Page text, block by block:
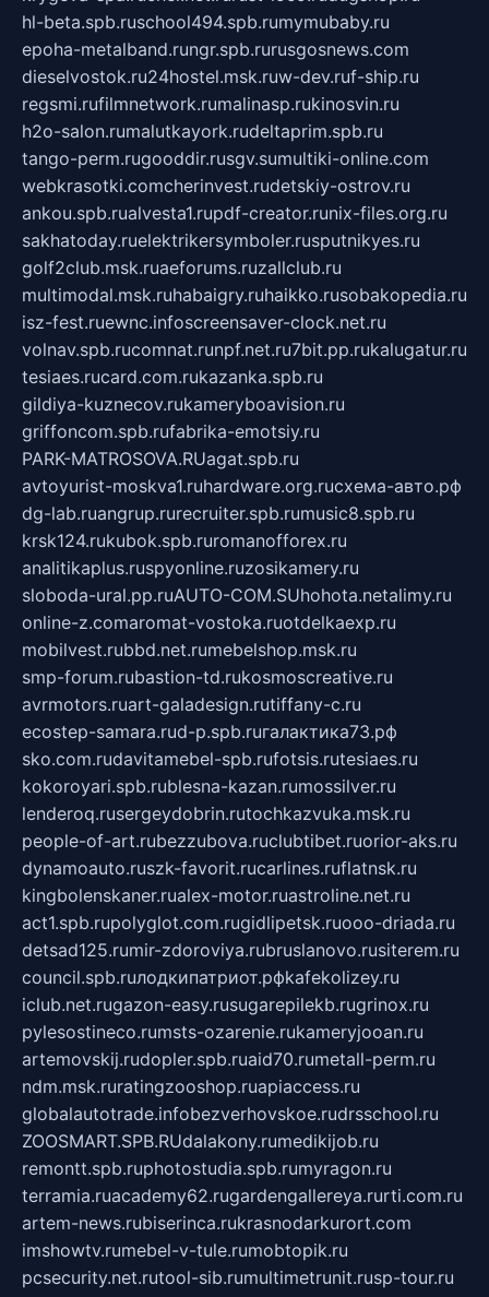
hl-beta.spb.ruschool494.spb.rumymubaby.ru
epoha-metalband.rungr.spb.rurusgosnews.com
dieselvostok.ru24hostel.msk.ruw-dev.ruf-ship.ru
regsmi.rufilmnetwork.rumalinasp.rukinosvin.ru
h2o-salon.rumalutkayork.rudeltaprim.spb.ru
tango-perm.rugooddir.rusgv.sumultiki-online.com
webkrasotki.comcherinvest.rudetskiy-ostrov.ru
ankou.spb.rualvesta1.rupdf-creator.runix-files.org.ru
sakhatoday.ruelektrikersymboler.rusputnikyes.ru
golf2club.msk.ruaeforums.ruzallclub.ru
multimodal.msk.ruhabaigry.ruhaikko.rusobakopedia.ru
isz-fest.ruewnc.infoscreensaver-clock.net.ru
volnav.spb.rucomnat.runpf.net.ru7bit.pp.rukalugatur.ru
tesiaes.rucard.com.rukazanka.spb.ru
gildiya-kuznecov.rukameryboavision.ru
griffoncom.spb.rufabrika-emotsiy.ru
PARK-MATROSOVA.RUagat.spb.ru
avtoyurist-moskva1.ruhardware.org.ruсхема-авто.рф
dg-lab.ruangrup.rurecruiter.spb.rumusic8.spb.ru
krsk124.rukubok.spb.ruromanofforex.ru
analitikaplus.ruspyonline.ruzosikamery.ru
sloboda-ural.pp.ruAUTO-COM.SUhohota.netalimy.ru
online-z.comaromat-vostoka.ruotdelkaexp.ru
mobilvest.rubbd.net.rumebelshop.msk.ru
smp-forum.rubastion-td.rukosmoscreative.ru
avrmotors.ruart-galadesign.rutiffany-c.ru
ecostep-samara.rud-p.spb.ruгалактика73.рф
sko.com.rudavitamebel-spb.rufotsis.rutesiaes.ru
kokoroyari.spb.rublesna-kazan.rumossilver.ru
lenderoq.rusergeydobrin.rutochkazvuka.msk.ru
people-of-art.rubezzubova.ruclubtibet.ruorior-aks.ru
dynamoauto.ruszk-favorit.rucarlines.ruflatnsk.ru
kingbolenskaner.rualex-motor.ruastroline.net.ru
act1.spb.rupolyglot.com.rugidlipetsk.ruooo-driada.ru
detsad125.rumir-zdoroviya.rubruslanovo.rusiterem.ru
council.spb.ruлодкипатриот.рфkafekolizey.ru
iclub.net.rugazon-easy.rusugarepilekb.rugrinox.ru
pylesostineco.rumsts-ozarenie.rukameryjooan.ru
artemovskij.rudopler.spb.ruaid70.rumetall-perm.ru
ndm.msk.ruratingzooshop.ruapiaccess.ru
globalautotrade.infobezverhovskoe.rudrsschool.ru
ZOOSMART.SPB.RUdalakony.rumedikijob.ru
remontt.spb.ruphotostudia.spb.rumyragon.ru
terramia.ruacademy62.rugardengallereya.rurti.com.ru
artem-news.rubiserinca.rukrasnodarkurort.com
imshowtv.rumebel-v-tule.rumobtopik.ru
pcsecurity.net.rutool-sib.rumultimetrunit.rusp-tour.ru